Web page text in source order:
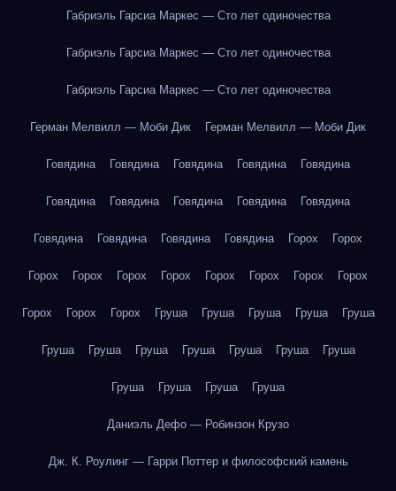
Габриэль Гарсиа Маркес — Сто лет одиночества
Габриэль Гарсиа Маркес — Сто лет одиночества
Габриэль Гарсиа Маркес — Сто лет одиночества
Герман Мелвилл — Моби Дик Герман Мелвилл — Моби Дик
Говядина Говядина Говядина Говядина Говядина
Говядина Говядина Говядина Говядина Говядина
Говядина Говядина Говядина Говядина Горох Горох
Горох Горох Горох Горох Горох Горох Горох Горох
Горох Горох Горох Груша Груша Груша Груша Груша
Груша Груша Груша Груша Груша Груша Груша
Груша Груша Груша Груша
Даниэль Дефо — Робинзон Крузо
Дж. К. Роулинг — Гарри Поттер и философский камень